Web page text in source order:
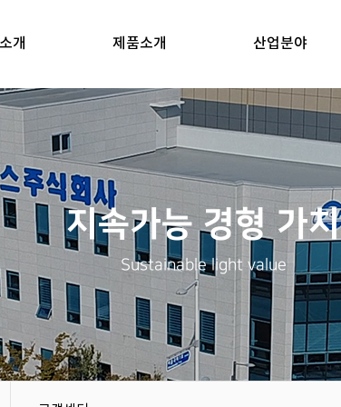
개 제품소개 산업분야
지속가능 경형 가치
Sustainable light value